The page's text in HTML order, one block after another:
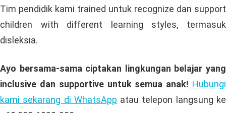
Tim pendidik kami trained untuk recognize dan support
children with different learning styles, termasuk
disleksia.
Ayo bersama-sama ciptakan lingkungan belajar yang
inclusive dan supportive untuk semua anak! Hubungi
kami sekarang di WhatsApp atau telepon langsung ke